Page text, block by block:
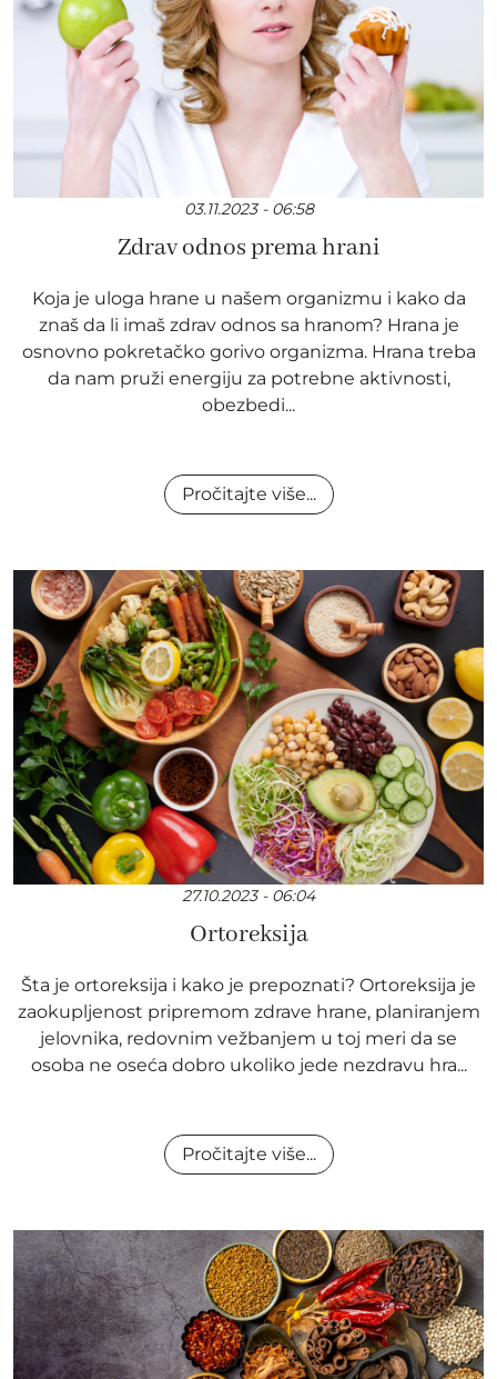
03.11.2023 - 06:58
Zdrav odnos prema hrani
Koja je uloga hrane u našem organizmu i kako da
znaš da li imaš zdrav odnos sa hranom? Hrana je
osnovno pokretačko gorivo organizma. Hrana treba
da nam pruži energiju za potrebne aktivnosti,
obezbedi...
Pročitajte više...
27.10.2023 - 06:04
Ortoreksija
Šta je ortoreksija i kako je prepoznati? Ortoreksija je
zaokupljenost pripremom zdrave hrane, planiranjem
jelovnika, redovnim vežbanjem u toj meri da se
osoba ne oseća dobro ukoliko jede nezdravu hra...
Pročitajte više...